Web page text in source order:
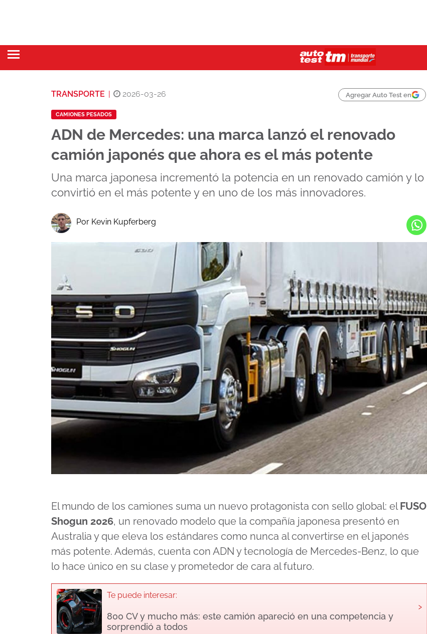
TRANSPORTE 2026-03-26 Agregar Auto Test en
CAMIONES PESADOS
ADN de Mercedes: una marca lanzó el renovado
camión japonés que ahora es el más potente
Una marca japonesa incrementó la potencia en un renovado camión y lo
convirtió en el más potente y en uno de los más innovadores.
Por Kevin Kupferberg
El mundo de los camiones suma un nuevo protagonista con sello global: elFUSO
Shogun 2026, un renovado modelo que la compañía japonesa presentó en
Australia y que eleva los estándares como nunca al convertirse en el japonés
más potente. Además, cuenta con ADN y tecnología de Mercedes-Benz, lo que
lo hace único en su clase y prometedor de cara al futuro.
Te puede interesar:
800 CV y mucho más: este camión apareció en una competencia y
sorprendió a todos
›